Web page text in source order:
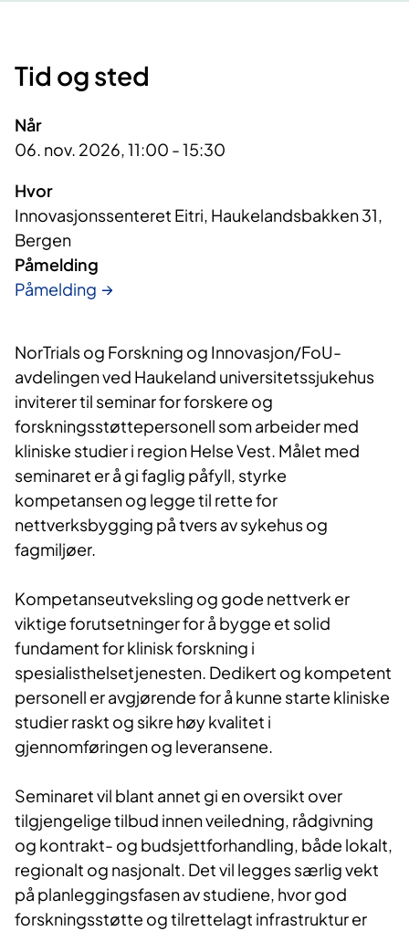
Tid og sted
Når
06. nov. 2026, 11:00 - 15:30
Hvor
Innovasjonssenteret Eitri, Haukelandsbakken 31,
Bergen
Påmelding
Påmelding
NorTrials og Forskning og Innovasjon/FoU-
avdelingen ved Haukeland universitetssjukehus
inviterer til seminar for forskere og
forskningsstøttepersonell som arbeider med
kliniske studier i region Helse Vest. Målet med
seminaret er å gi faglig påfyll, styrke
kompetansen og legge til rette for
nettverksbygging på tvers av sykehus og
fagmiljøer.
Kompetanseutveksling og gode nettverk er
viktige forutsetninger for å bygge et solid
fundament for klinisk forskning i
spesialisthelsetjenesten. Dedikert og kompetent
personell er avgjørende for å kunne starte kliniske
studier raskt og sikre høy kvalitet i
gjennomføringen og leveransene.
Seminaret vil blant annet gi en oversikt over
tilgjengelige tilbud innen veiledning, rådgivning
og kontrakt- og budsjettforhandling, både lokalt,
regionalt og nasjonalt. Det vil legges særlig vekt
på planleggingsfasen av studiene, hvor god
forskningsstøtte og tilrettelagt infrastruktur er